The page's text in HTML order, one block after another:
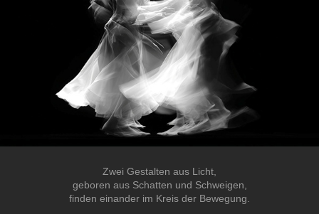
Zwei Gestalten aus Licht,
geboren aus Schatten und Schweigen,
finden einander im Kreis der Bewegung.